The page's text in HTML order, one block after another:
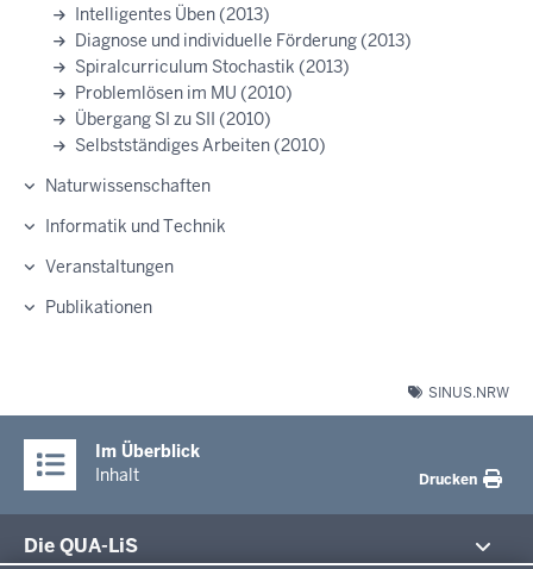
Intelligentes Üben (2013)
Diagnose und individuelle Förderung (2013)
Spiralcurriculum Stochastik (2013)
Problemlösen im MU (2010)
Übergang SI zu SII (2010)
Selbstständiges Arbeiten (2010)
Naturwissenschaften
Informatik und Technik
Veranstaltungen
Publikationen
SINUS.NRW
Im Überblick
Inhalt
Drucken
Die QUA-LiS